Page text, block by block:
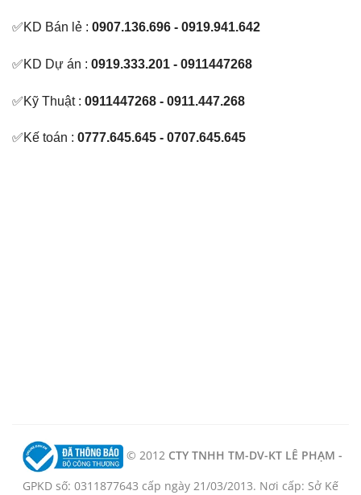
✅KD Bán lẻ : 0907.136.696 - 0919.941.642
✅KD Dự án : 0919.333.201 - 0911447268
✅Kỹ Thuật : 0911447268 - 0911.447.268
✅Kế toán : 0777.645.645 - 0707.645.645
© 2012 CTY TNHH TM-DV-KT LÊ PHẠM -
GPKD số: 0311877643 cấp ngày 21/03/2013. Nơi cấp: Sở Kế